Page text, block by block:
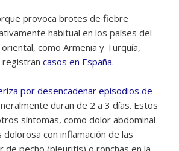
provoca brotes de fiebre
habitual en los países del
como Armenia y Turquía,
registran casos en España.
por desencadenar episodios de
duran de 2 a 3 días. Estos
síntomas, como dolor abdominal
con inflamación de las
de pecho (pleuritis) o ronchas en la